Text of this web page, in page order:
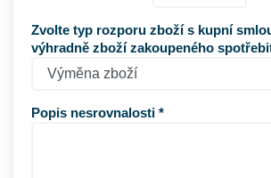
Zvolte typ rozporu zboží s kupní
výhradně zboží zakoupeného
Popis nesrovnalosti *